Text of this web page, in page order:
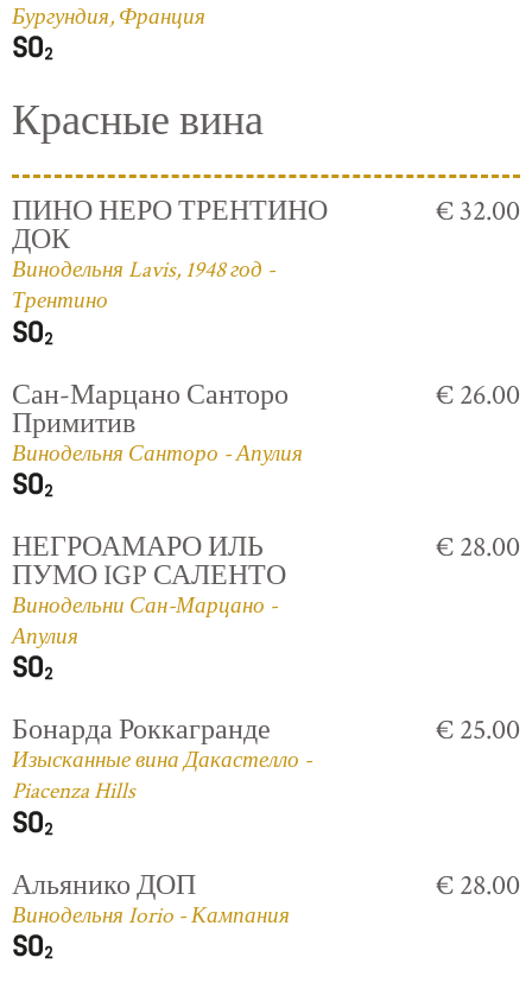
Бургундия, Франция
Красные вина
ПИНО НЕРО ТРЕНТИНО
ДОК
Винодельня Lavis, 1948 год -
Трентино
€ 32.00
Сан-Марцано Санторо
Примитив
Винодельня Санторо - Апулия
€ 26.00
НЕГРОАМАРО ИЛЬ
ПУМО IGP САЛЕНТО
Винодельни Сан-Марцано -
Апулия
€ 28.00
Бонарда Роккагранде
Изысканные вина Дакастелло -
Piacenza Hills
€ 25.00
Альянико ДОП
Винодельня Iorio - Кампания
€ 28.00